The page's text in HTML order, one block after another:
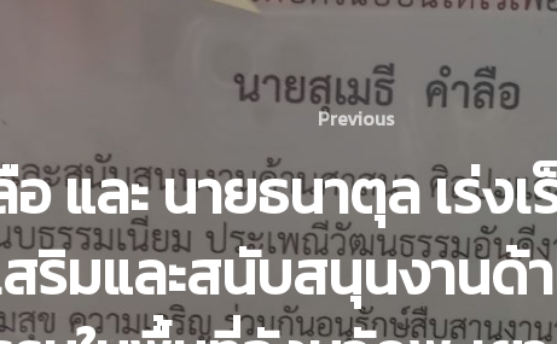
Previous
และ นายธนาตุล เร่ง
ริมและสนับสนุนงานด้